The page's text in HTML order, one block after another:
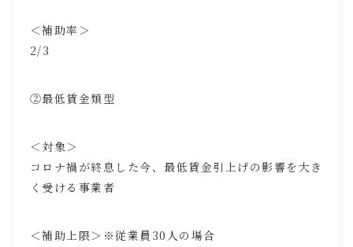
＜補助率＞
2/3
②最低賃金類型
＜対象＞
コロナ禍が終息した今、最低賃金引上げの影響を大き
く受ける事業者
＜補助上限＞※従業員 30 人の場合